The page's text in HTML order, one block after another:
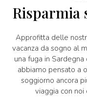
Risparmia
Approfitta delle
vacanza da sogno al
una fuga in
abbiamo pensato a
soggiorno ancora
viaggia con noi